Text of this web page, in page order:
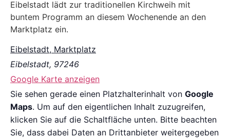
Eibelstadt lädt zur traditionellen Kirchweih mit
buntem Programm an diesem Wochenende an den
Marktplatz ein.
Eibelstadt, Marktplatz
Eibelstadt, 97246
Google Karte anzeigen
Sie sehen gerade einen Platzhalterinhalt von Google
Maps. Um auf den eigentlichen Inhalt zuzugreifen,
klicken Sie auf die Schaltfläche unten. Bitte beachten
Sie, dass dabei Daten an Drittanbieter weitergegeben